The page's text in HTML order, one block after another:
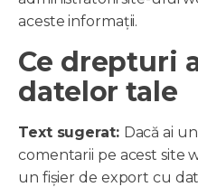
aceste informații.
Ce drepturi
datelor tale
Text sugerat: Dacă ai
comentarii pe acest site
un fișier de export cu